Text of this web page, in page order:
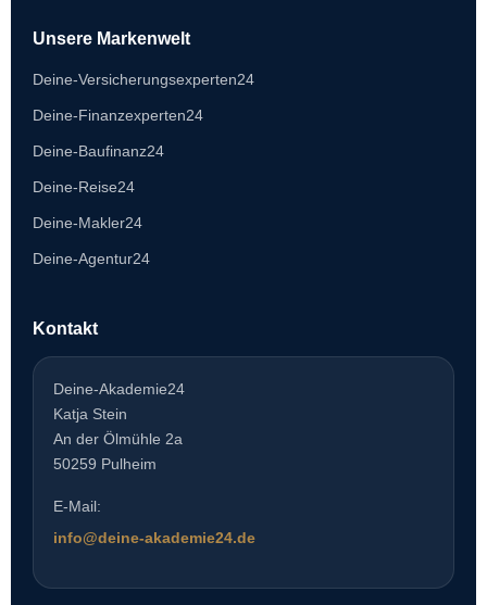
Unsere Markenwelt
Deine-Versicherungsexperten24
Deine-Finanzexperten24
Deine-Baufinanz24
Deine-Reise24
Deine-Makler24
Deine-Agentur24
Kontakt
Deine-Akademie24
Katja Stein
An der Ölmühle 2a
50259 Pulheim
E-Mail:
info@deine-akademie24.de